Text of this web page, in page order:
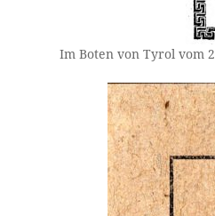
Im Boten von Tyrol vom